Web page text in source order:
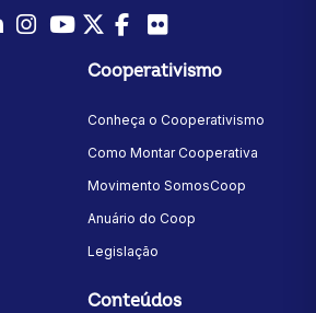
Instagram
YoutubeTwitter/X
Facebook
Cooperativismo
Conheça o Cooperativismo
Como Montar Cooperativa
Movimento SomosCoop
Anuário do Coop
Legislação
Conteúdos